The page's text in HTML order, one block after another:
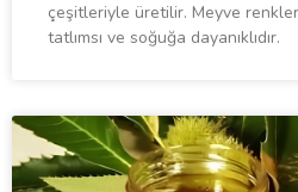
çeşitleriyle üretilir. Meyve
tatlımsı ve soğuğa dayanıklıdır.